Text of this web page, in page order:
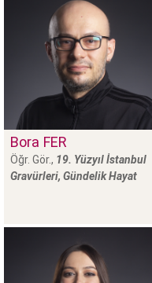
Bora FER
Öğr. Gör., 19. Yüzyıl İstanbul
Gravürleri, Gündelik Hayat